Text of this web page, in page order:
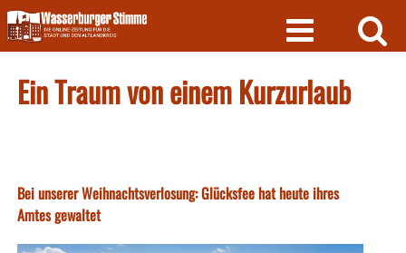
Skip
to
content
Ein Traum von einem Kurzurlaub
Bei unserer Weihnachtsverlosung: Glücksfee hat heute ihres
Amtes gewaltet